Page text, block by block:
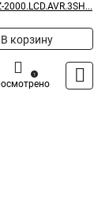
В корзину
1